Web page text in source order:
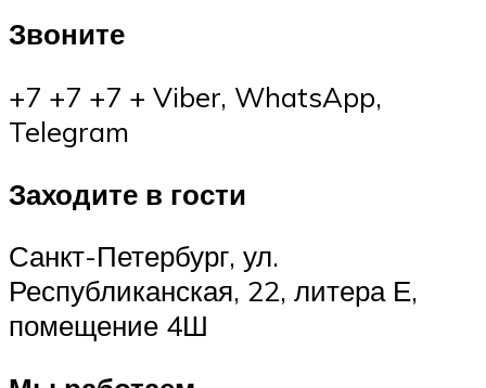
Звоните
+7 +7 +7 + Viber, WhatsApp,
Telegram
Заходите в гости
Санкт-Петербург, ул.
Республиканская, 22, литера Е,
помещение 4Ш